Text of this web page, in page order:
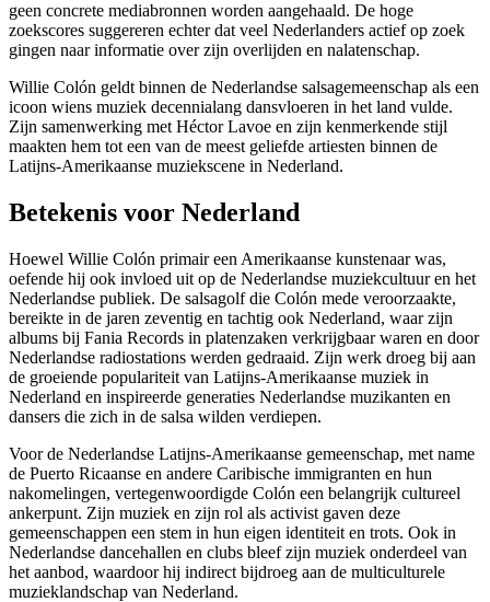
geen concrete mediabronnen worden aangehaald. De hoge
zoekscores suggereren echter dat veel Nederlanders actief op zoek
gingen naar informatie over zijn overlijden en nalatenschap.
Willie Colón geldt binnen de Nederlandse salsagemeenschap als een
icoon wiens muziek decennialang dansvloeren in het land vulde.
Zijn samenwerking met Héctor Lavoe en zijn kenmerkende stijl
maakten hem tot een van de meest geliefde artiesten binnen de
Latijns-Amerikaanse muziekscene in Nederland.
Betekenis voor Nederland
Hoewel Willie Colón primair een Amerikaanse kunstenaar was,
oefende hij ook invloed uit op de Nederlandse muziekcultuur en het
Nederlandse publiek. De salsagolf die Colón mede veroorzaakte,
bereikte in de jaren zeventig en tachtig ook Nederland, waar zijn
albums bij Fania Records in platenzaken verkrijgbaar waren en door
Nederlandse radiostations werden gedraaid. Zijn werk droeg bij aan
de groeiende populariteit van Latijns-Amerikaanse muziek in
Nederland en inspireerde generaties Nederlandse muzikanten en
dansers die zich in de salsa wilden verdiepen.
Voor de Nederlandse Latijns-Amerikaanse gemeenschap, met name
de Puerto Ricaanse en andere Caribische immigranten en hun
nakomelingen, vertegenwoordigde Colón een belangrijk cultureel
ankerpunt. Zijn muziek en zijn rol als activist gaven deze
gemeenschappen een stem in hun eigen identiteit en trots. Ook in
Nederlandse dancehallen en clubs bleef zijn muziek onderdeel van
het aanbod, waardoor hij indirect bijdroeg aan de multiculturele
muzieklandschap van Nederland.